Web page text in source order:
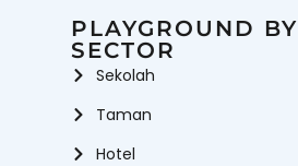
PLAYGROUND BY
SECTOR
Sekolah
Taman
Hotel